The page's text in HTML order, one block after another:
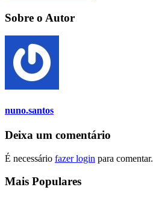
Sobre o Autor
nuno.santos
Deixa um comentário
É necessário fazer login para comentar.
Mais Populares